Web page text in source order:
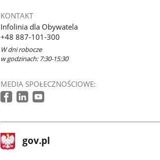
KONTAKT
Infolinia dla Obywatela
+48 887-101-300
W dni robocze
w godzinach: 7:30-15:30
MEDIA SPOŁECZNOŚCIOWE:
stopka
gov.pl Strona
gov.pl